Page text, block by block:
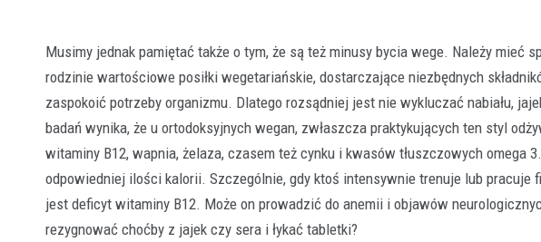
Musimy jednak pamiętać także o tym, że są też minusy bycia wege. Należy mieć
rodzinie wartościowe posiłki wegetariańskie, dostarczające niezbędnych
zaspokoić potrzeby organizmu. Dlatego rozsądniej jest nie wykluczać nabiału,
badań wynika, że u ortodoksyjnych wegan, zwłaszcza praktykujących ten styl
witaminy B12, wapnia, żelaza, czasem też cynku i kwasów tłuszczowych omega
odpowiedniej ilości kalorii. Szczególnie, gdy ktoś intensywnie trenuje lub pracuje
jest deficyt witaminy B12. Może on prowadzić do anemii i objawów
rezygnować choćby z jajek czy sera i łykać tabletki?